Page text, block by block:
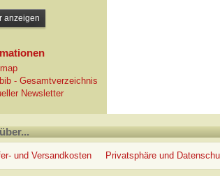
anzeigen
- Gesamtverzeichnis
Newsletter
und Versandkosten Privatsphäre und